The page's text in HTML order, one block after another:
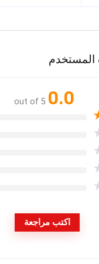
المستخدم
0.0
out of 5
اكتب مراجعة